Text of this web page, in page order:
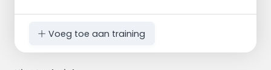
Voeg toe aan training